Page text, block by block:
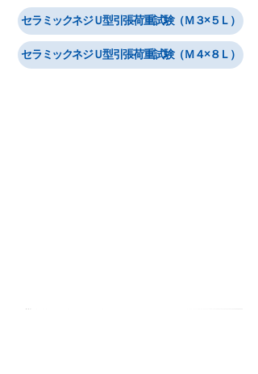
セラミックネジＵ型引張荷重試験（Ｍ３×５Ｌ）
セラミックネジＵ型引張荷重試験（Ｍ４×８Ｌ）